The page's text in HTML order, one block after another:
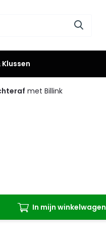
Klussen
met Billink
In mijn winkelwagen